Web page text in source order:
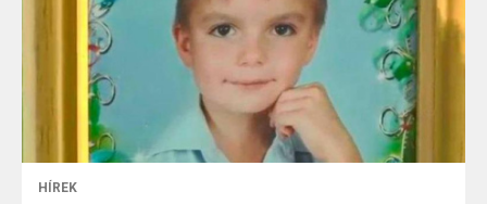
HÍREK